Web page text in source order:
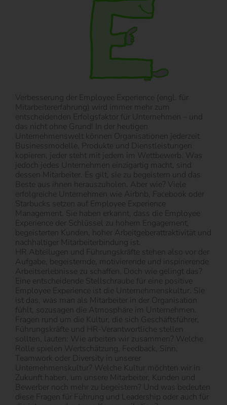
Verbesserung der Employee Experience (engl. für
Mitarbeitererfahrung) wird immer mehr zum
entscheidenden Erfolgsfaktor für Unternehmen – und
das nicht ohne Grund! In der heutigen
Unternehmenswelt können Organisationen jederzeit
Businessmodelle, Produkte und Dienstleistungen
kopieren, jeder steht mit jedem im Wettbewerb. Was
jedoch jedes Unternehmen einzigartig macht, sind
dessen Mitarbeiter. Es gilt, sie zu begeistern und das
Beste aus ihnen herauszuholen. Aber wie? Viele
erfolgreiche Unternehmen wie Airbnb, Facebook oder
Starbucks setzen auf Employee Experience
Management. Sie haben erkannt, dass die Employee
Experience der Schlüssel zu hohem Engagement,
begeisterten Kunden, hoher Arbeitgeberattraktivität und
nachhaltiger Mitarbeiterbindung ist.
HR Abteilugen und Führungskräfte stehen also vor der
Aufgabe, begeisternde, motivierende und inspirierende
Arbeitserlebnisse zu schaffen. Doch wie gelingt das?
Eine entscheidende Stellschraube für eine positive
Employee Experience ist die Unternehmenskultur. Sie
ist das, was man als Mitarbeiter in der Organisation
fühlt, sozusagen die Atmosphäre im Unternehmen.
Fragen rund um die Kultur, die sich Geschäftsführer,
Führungskräfte und HR-Verantwortliche stellen
sollten, lauten: Wie arbeiten wir zusammen? Welche
Rolle spielen Wertschätzung, Feedback, Sinn,
Teamwork oder Diversity in unserer
Unternehmenskultur? Welche Kultur möchten wir in
Zukunft haben, um unsere Mitarbeiter, Kunden und
Bewerber noch mehr zu begeistern? Und was bedeuten
diese Fragen für Führung und Leadership oder auch für